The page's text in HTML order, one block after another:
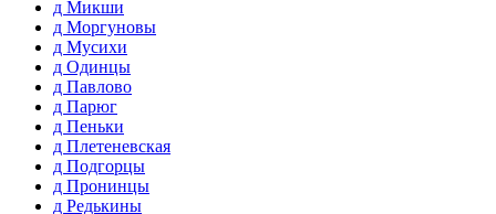
д Микши
д Моргуновы
д Мусихи
д Одинцы
д Павлово
д Парюг
д Пеньки
д Плетеневская
д Подгорцы
д Пронинцы
д Редькины